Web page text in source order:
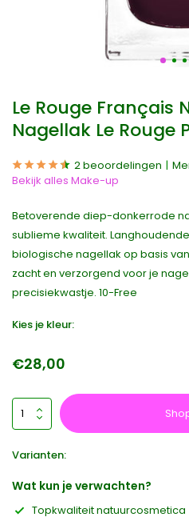
Le Rouge Français
Nagellak Le Rouge
2 beoordelingen
Bekijk alles Make-up
Betoverende diep-donkerrode
sublieme kwaliteit.
biologische nagellak op basis
zacht en verzorgend voor je
precisiekwastje. 10-Free
Kies je kleur:
€28,00
Varianten:
Wat kun je verwachten?
Topkwaliteit natuurcosmetica